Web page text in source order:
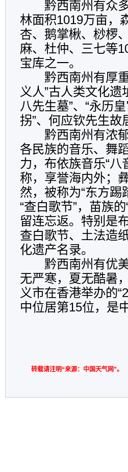
黔西南州有众多
林面积1019万亩，
杏、鹅掌楸、桫椤
麻、杜仲、三七等
宝库之一。
黔西南州有厚重
义人”古人类文化
八先生墓”、“永历
拐”、何应钦先生故
黔西南州有浓郁
各民族的音乐、舞
力，布依族音乐“八
称，享誉海内外；
然，被称为“东方踢
“查白歌节”，苗族
留连忘返。特别是
查白歌节、土法造
化遗产名录。
黔西南州有优美
无严寒，夏无酷暑
义市在香港举办的
中位居第15位，是
转载请注明“来源：中国天气网”。